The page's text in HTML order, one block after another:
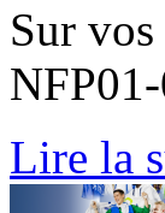
Sur
Lire la